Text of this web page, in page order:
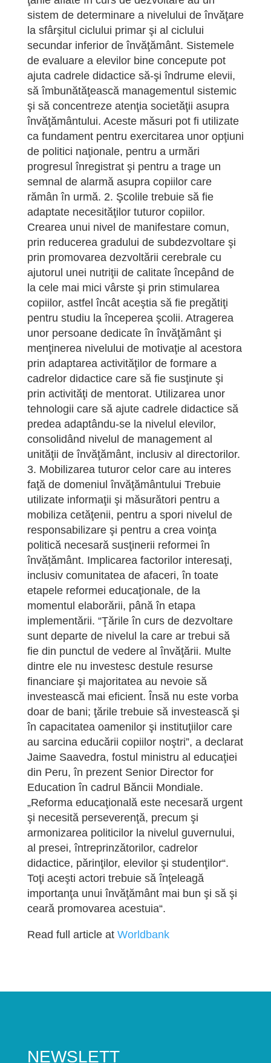
sistem de determinare a nivelului de învăţare
la sfârşitul ciclului primar şi al ciclului
secundar inferior de învăţământ. Sistemele
de evaluare a elevilor bine concepute pot
ajuta cadrele didactice să-şi îndrume elevii,
să îmbunătăţească managementul sistemic
şi să concentreze atenţia societăţii asupra
învăţământului. Aceste măsuri pot fi utilizate
ca fundament pentru exercitarea unor opţiuni
de politici naţionale, pentru a urmări
progresul înregistrat şi pentru a trage un
semnal de alarmă asupra copiilor care
rămân în urmă. 2. Şcolile trebuie să fie
adaptate necesităţilor tuturor copiilor.
Crearea unui nivel de manifestare comun,
prin reducerea gradului de subdezvoltare şi
prin promovarea dezvoltării cerebrale cu
ajutorul unei nutriţii de calitate începând de
la cele mai mici vârste şi prin stimularea
copiilor, astfel încât aceştia să fie pregătiţi
pentru studiu la începerea şcolii. Atragerea
unor persoane dedicate în învăţământ şi
menţinerea nivelului de motivaţie al acestora
prin adaptarea activităţilor de formare a
cadrelor didactice care să fie susţinute şi
prin activităţi de mentorat. Utilizarea unor
tehnologii care să ajute cadrele didactice să
predea adaptându-se la nivelul elevilor,
consolidând nivelul de management al
unităţii de învăţământ, inclusiv al directorilor.
3. Mobilizarea tuturor celor care au interes
faţă de domeniul învăţământului Trebuie
utilizate informaţii şi măsurători pentru a
mobiliza cetăţenii, pentru a spori nivelul de
responsabilizare şi pentru a crea voinţa
politică necesară susţinerii reformei în
învățământ. Implicarea factorilor interesaţi,
inclusiv comunitatea de afaceri, în toate
etapele reformei educaţionale, de la
momentul elaborării, până în etapa
implementării. “Ţările în curs de dezvoltare
sunt departe de nivelul la care ar trebui să
fie din punctul de vedere al învăţării. Multe
dintre ele nu investesc destule resurse
financiare şi majoritatea au nevoie să
investească mai eficient. Însă nu este vorba
doar de bani; ţările trebuie să investească şi
în capacitatea oamenilor şi instituţiilor care
au sarcina educării copiilor noştri”, a declarat
Jaime Saavedra, fostul ministru al educaţiei
din Peru, în prezent Senior Director for
Education în cadrul Băncii Mondiale.
„Reforma educaţională este necesară urgent
şi necesită perseverenţă, precum şi
armonizarea politicilor la nivelul guvernului,
al presei, întreprinzătorilor, cadrelor
didactice, părinţilor, elevilor şi studenţilor“.
Toţi aceşti actori trebuie să înţeleagă
importanţa unui învăţământ mai bun şi să şi
ceară promovarea acestuia“.
Read full article at Worldbank
NEWSLETT